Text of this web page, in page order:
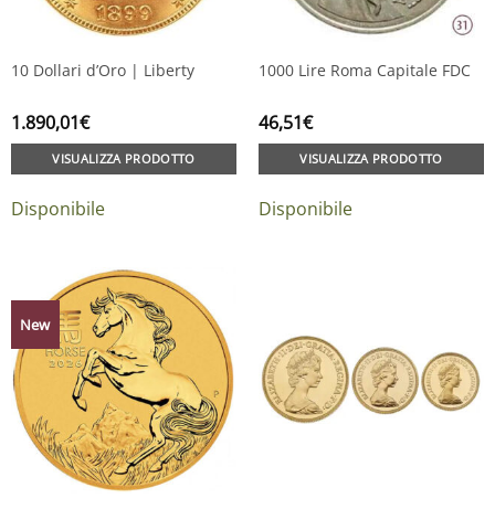
10 Dollari d’Oro | Liberty
1.890,01€
VISUALIZZA PRODOTTO
Disponibile
1000 Lire Roma Capitale FDC
46,51€
VISUALIZZA PRODOTTO
Disponibile
New